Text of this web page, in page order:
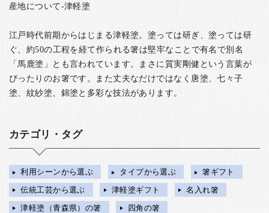
産地について-津軽塗
江戸時代前期からはじまる津軽塗。塗っては研ぎ、塗っては研
ぐ、約50の工程を経て作られる箸は堅牢なことで有名で別名
「馬鹿塗」とも言われています。まさに質実剛健という言葉が
ぴったりのお箸です。また丈夫なだけではなく唐塗、七々子
塗、紋紗塗、錦塗と多彩な技法があります。
カテゴリ・タグ
利用シーンから選ぶ タイプから選ぶ
箸ギフト
伝統工芸から選ぶ
津軽塗ギフト
名入れ箸
津軽塗（青森県）の箸
四角の箸